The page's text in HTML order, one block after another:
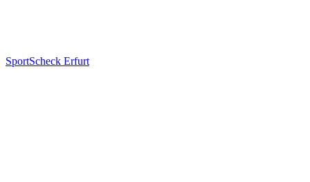
SportScheck Erfurt